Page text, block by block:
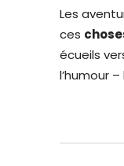
Les
ces
écueils
l’humour